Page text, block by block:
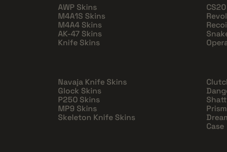
AWP Skins
M4A1S Skins
M4A4 Skins
AK-47 Skins
Knife Skins
Navaja Knife Skins
Glock Skins
P250 Skins
MP9 Skins
Skeleton Knife Skins
Case